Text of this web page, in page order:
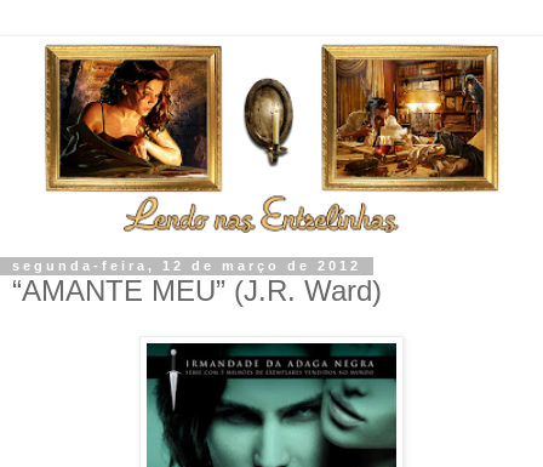
segunda-feira, 12 de março de 2012
“AMANTE MEU” (J.R. Ward)